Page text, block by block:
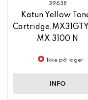
39638
Katun Yellow
MX 3100 N
Ikke på lager
INFO